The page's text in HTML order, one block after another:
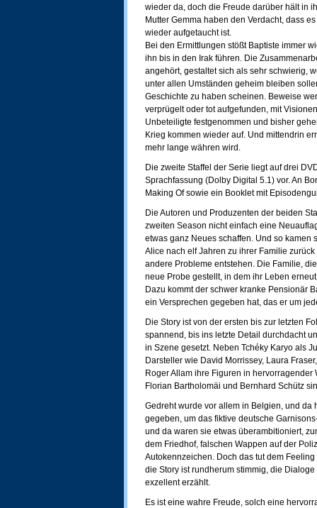
wieder da, doch die Freude darüber hält in
Mutter Gemma haben den Verdacht, dass
wieder aufgetaucht ist.
Bei den Ermittlungen stößt Baptiste immer
ihn bis in den Irak führen. Die
angehört, gestaltet sich als sehr schwierig,
unter allen Umständen geheim bleiben
Geschichte zu haben scheinen. Beweise
verprügelt oder tot aufgefunden, mit
Unbeteiligte festgenommen und bisher
Krieg kommen wieder auf. Und mittendrin
mehr lange währen wird.
Die zweite Staffel der Serie liegt auf drei
Sprachfassung (Dolby Digital 5.1) vor. An
Making Of sowie ein Booklet mit
Die Autoren und Produzenten der beiden
zweiten Season nicht einfach eine
etwas ganz Neues schaffen. Und so kamen
Alice nach elf Jahren zu ihrer Familie
andere Probleme entstehen. Die Familie,
neue Probe gestellt, in dem ihr Leben
Dazu kommt der schwer kranke Pensionär
ein Versprechen gegeben hat, das er um
Die Story ist von der ersten bis zur letzten
spannend, bis ins letzte Detail durchdacht
in Szene gesetzt. Neben Tchéky Karyo als
Darsteller wie David Morrissey, Laura
Roger Allam ihre Figuren in
Florian Bartholomäi und Bernhard Schütz
Gedreht wurde vor allem in Belgien, und da
gegeben, um das fiktive deutsche
und da waren sie etwas überambitioniert,
dem Friedhof, falschen Wappen auf der
Autokennzeichen. Doch das tut dem
die Story ist rundherum stimmig, die
exzellent erzählt.
Es ist eine wahre Freude, solch eine